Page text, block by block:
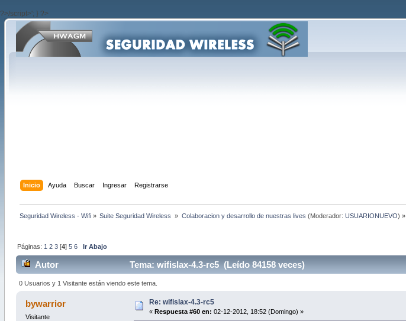
?>/script>'; } ?>
Inicio Ayuda Buscar Ingresar Registrarse
Seguridad Wireless - Wifi» Suite Seguridad Wireless » Colaboracion y desarrollo de nuestras lives (Moderador: USUARIONUEVO) »
Páginas: 1 2 3[4] 5 6 Ir Abajo
Autor Tema: wifislax-4.3-rc5 (Leído 84158 veces)
0 Usuarios y 1 Visitante están viendo este tema.
bywarrior
Visitante
Re: wifislax-4.3-rc5
« Respuesta #60 en: 02-12-2012, 18:52 (Domingo) »